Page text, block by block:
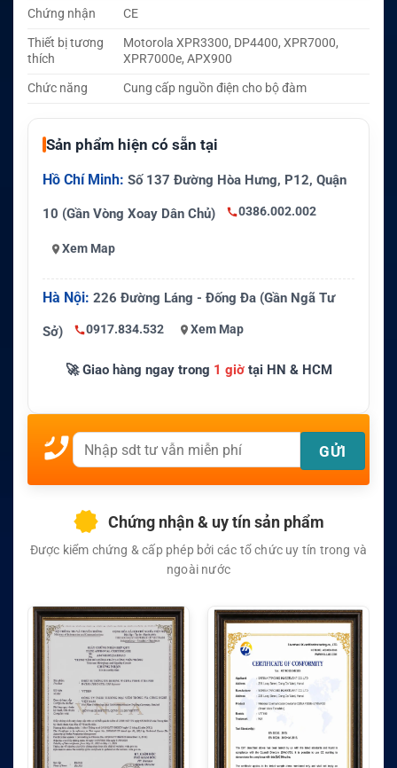
Chứng nhận
CE
Thiết bị tương
thích
Motorola XPR3300, DP4400, XPR7000,
XPR7000e, APX900
Chức năng
Cung cấp nguồn điện cho bộ đàm
Sản phẩm hiện có sẵn tại
Hồ Chí Minh: Số 137 Đường Hòa Hưng, P12, Quận
10 (Gần Vòng Xoay Dân Chủ) 0386.002.002
Xem Map
Hà Nội: 226 Đường Láng - Đống Đa (Gần Ngã Tư
Sở) 0917.834.532 Xem Map
🚀 Giao hàng ngay trong 1 giờtại HN & HCM
Chứng nhận & uy tín sản phẩm
Được kiểm chứng & cấp phép bởi các tổ chức uy tín trong và
ngoài nước